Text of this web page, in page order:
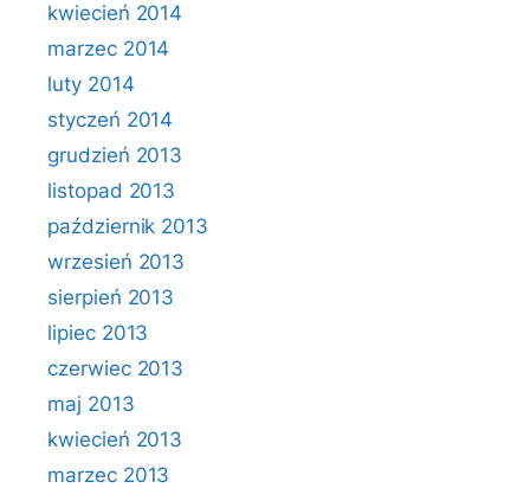
kwiecień 2014
marzec 2014
luty 2014
styczeń 2014
grudzień 2013
listopad 2013
październik 2013
wrzesień 2013
sierpień 2013
lipiec 2013
czerwiec 2013
maj 2013
kwiecień 2013
marzec 2013